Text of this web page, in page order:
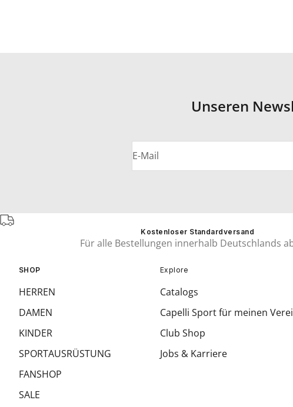
Unseren
E-Mail
Kostenloser Standardversand
Für alle Bestellungen innerhalb Deutschlands
SHOP
HERREN
DAMEN
KINDER
SPORTAUSRÜSTUNG
FANSHOP
SALE
Explore
Catalogs
Capelli Sport für meinen
Club Shop
Jobs & Karriere